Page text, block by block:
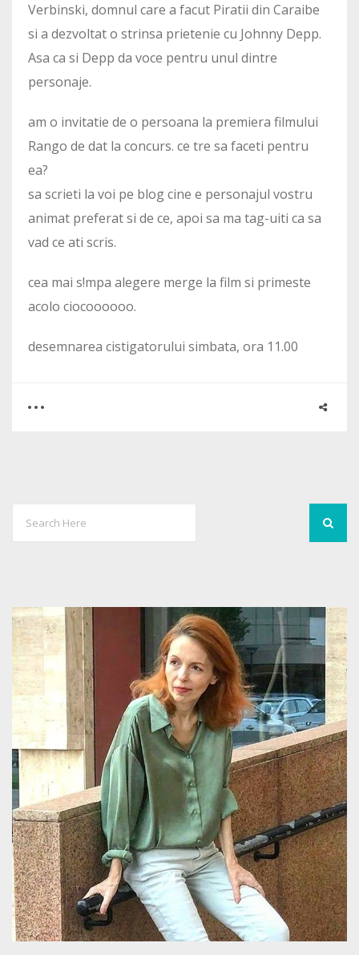
Verbinski, domnul care a facut Piratii din Caraibe
si a dezvoltat o strinsa prietenie cu Johnny Depp.
Asa ca si Depp da voce pentru unul dintre
personaje.
am o invitatie de o persoana la premiera filmului
Rango de dat la concurs. ce tre sa faceti pentru
ea?
sa scrieti la voi pe blog cine e personajul vostru
animat preferat si de ce, apoi sa ma tag-uiti ca sa
vad ce ati scris.
cea mai s!mpa alegere merge la film si primeste
acolo ciocoooooo.
desemnarea cistigatorului simbata, ora 11.00